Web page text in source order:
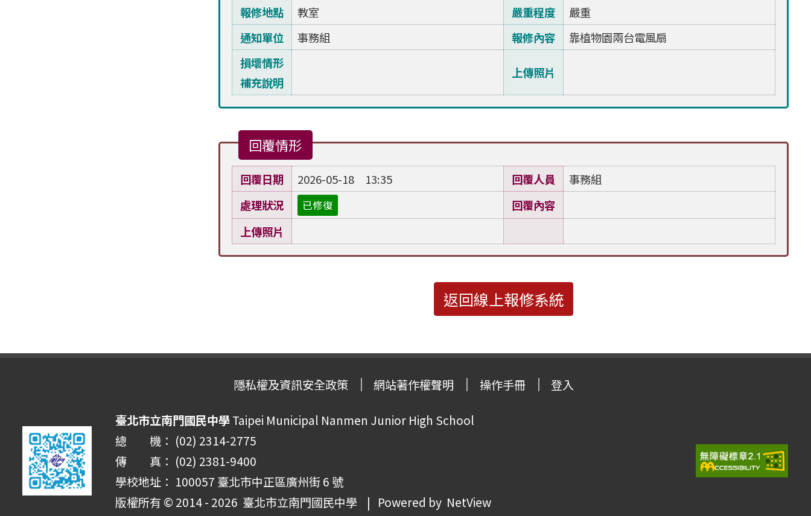
報修地點
教室 嚴重程度
嚴重
通知單位
事務組 報修內容
靠植物園兩台電風扇
損壞情形
補充說明
上傳照片
回覆情形
回覆日期 2026-05-18 13:35 回覆人員
事務組
處理狀況
已修復
回覆內容
上傳照片
返回線上報修系統
隱私權及資訊安全政策 網站著作權聲明 操作手冊 登入
臺北市立南門國民中學Taipei Municipal Nanmen Junior High School
總 機： (02) 2314-2775
傳 真： (02) 2381-9400
學校地址： 100057 臺北市中正區廣州街 6 號
版權所有 © 2014 - 2026 臺北市立南門國民中學 | Powered by NetView